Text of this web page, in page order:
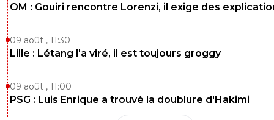
OM : Gouiri rencontre Lorenzi, il exige des
09 août , 11:30
Lille : Létang l'a viré, il est toujours groggy
09 août , 11:00
PSG : Luis Enrique a trouvé la doublure d'Hakimi